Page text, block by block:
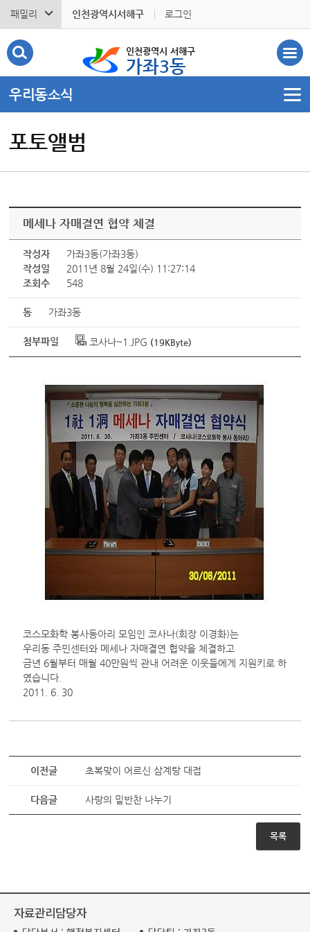
패밀리 인천광역시서해구 로그인
인천광역시 서해구
가좌3동
우리동소식
포토앨범
메세나 자매결연 협약 체결
작성자
가좌3동(가좌3동)
작성일
2011년 8월 24일(수) 11:27:14
조회수
548
동 가좌3동
첨부파일 코사나~1.JPG (19KByte)
코스모화학 봉사동아리 모임인 코사나(회장 이경화)는
우리동 주민센터와 메세나 자매결연 협약을 체결하고
금년 6월부터 매월 40만원씩 관내 어려운 이웃들에게 지원키로 하
였습니다.
2011. 6. 30
이전글 초복맞이 어르신 삼계탕 대접
다음글 사랑의 밑반찬 나누기
목록
자료관리담당자